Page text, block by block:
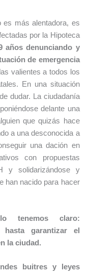
es más alentadora, es
por la Hipoteca
años denunciando y
de emergencia
valientes a todos los
En una situación
dudar. La ciudadanía
delante una
que quizás hace
a una desconocida a
una dación en
con propuestas
y solidarizándose y
han nacido para hacer
tenemos claro:
hasta garantizar el
la ciudad.
buitres y leyes